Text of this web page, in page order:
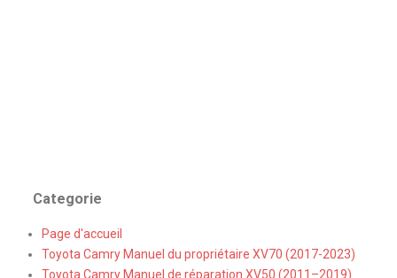
Categorie
Page d'accueil
Toyota Camry Manuel du propriétaire XV70 (2017-2023)
Toyota Camry Manuel de réparation XV50 (2011–2019)